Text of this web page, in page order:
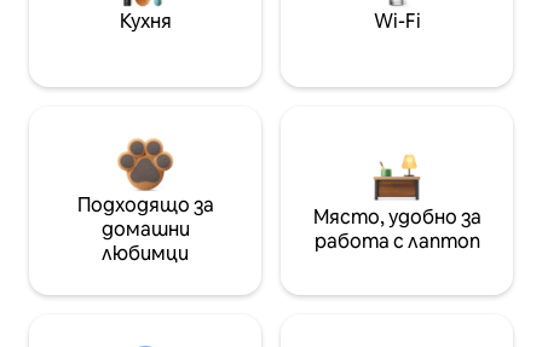
Кухня Wi-Fi
Подходящо за
домашни
любимци
Място, удобно за
работа с лаптоп